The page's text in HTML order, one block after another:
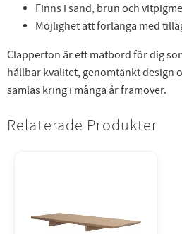
Finns i sand, brun och
Möjlighet att förlänga med
Clapperton är ett matbord för dig
hållbar kvalitet, genomtänkt design
samlas kring i många år framöver.
Relaterade Produkter